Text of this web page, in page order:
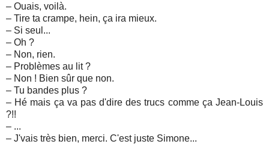
– Ouais, voilà.
– Tire ta crampe, hein, ça ira mieux.
– Si seul...
– Oh ?
– Non, rien.
– Problèmes au lit ?
– Non ! Bien sûr que non.
– Tu bandes plus ?
– Hé mais ça va pas d'dire des trucs comme ça Jean-Louis
?!!
– ...
– J'vais très bien, merci. C'est juste Simone...